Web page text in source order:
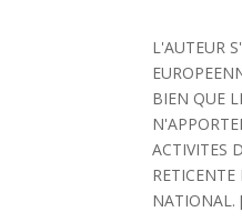
L'AUTEUR
BIEN QUE
ACTIVITES
NATIONAL.